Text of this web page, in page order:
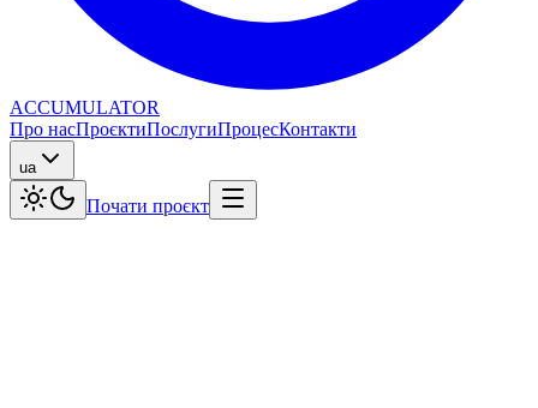
ACCUMULATOR
Про насПроєктиПослугиПроцесКонтакти
ua
Почати проєкт